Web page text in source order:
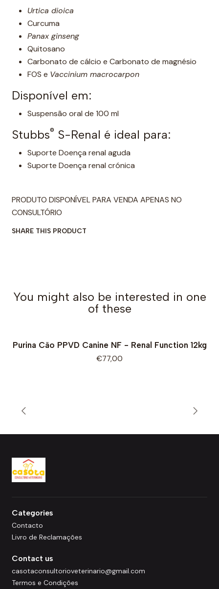
Urtica dioica
Curcuma
Panax ginseng
Quitosano
Carbonato de cálcio e Carbonato de magnésio
FOS e Vaccinium macrocarpon
Disponível em:
Suspensão oral de 100 ml
Stubbs®️ S-Renal é ideal para:
Suporte Doença renal aguda
Suporte Doença renal crónica
PRODUTO DISPONÍVEL PARA VENDA APENAS NO
CONSULTÓRIO
SHARE THIS PRODUCT
You might also be interested in one
of these
Purina Cão PPVD Canine NF - Renal Function 12kg
€77,00
Categories
Contacto
Livro de Reclamações
Contact us
casotaconsultorioveterinario@gmail.com
Termos e Condições